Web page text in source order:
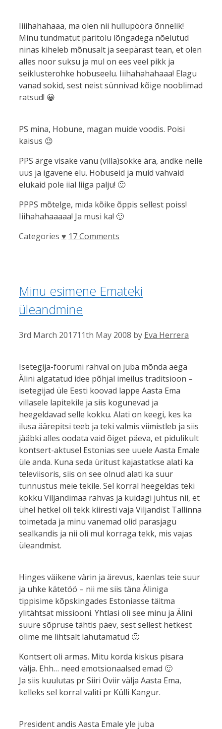
Iiiihahahaaa, ma olen nii hullupööra õnnelik!
Minu tundmatut päritolu lõngadega nõelutud
ninas kiheleb mõnusalt ja seepärast tean, et olen
alles noor suksu ja mul on ees veel pikk ja
seiklusterohke hobuseelu. Iiihahahahaaa! Elagu
vanad sokid, sest neist sünnivad kõige nooblimad
ratsud! 😀
PS mina, Hobune, magan muide voodis. Poisi
kaisus 😉
PPS ärge visake vanu (villa)sokke ära, andke neile
uus ja igavene elu. Hobuseid ja muid vahvaid
elukaid pole iial liiga palju! 🙂
PPPS mõtelge, mida kõike õppis sellest poiss!
Iiihahahaaaaa! Ja musi ka! 🙂
Categories ♥ 17 Comments
Minu esimene Emateki
üleandmine
3rd March 201711th May 2008 by Eva Herrera
Isetegija-foorumi rahval on juba mõnda aega
Älini algatatud idee põhjal imeilus traditsioon –
isetegijad üle Eesti koovad lappe Aasta Ema
villasele lapitekile ja siis kogunevad ja
heegeldavad selle kokku. Alati on keegi, kes ka
ilusa äärepitsi teeb ja teki valmis viimistleb ja siis
jääbki alles oodata vaid õiget päeva, et pidulikult
kontsert-aktusel Estonias see uuele Aasta Emale
üle anda. Kuna seda üritust kajastatkse alati ka
televiisoris, siis on see olnud alati ka suur
tunnustus meie tekile. Sel korral heegeldas teki
kokku Viljandimaa rahvas ja kuidagi juhtus nii, et
ühel hetkel oli tekk kiiresti vaja Viljandist Tallinna
toimetada ja minu vanemad olid parasjagu
sealkandis ja nii oli mul korraga tekk, mis vajas
üleandmist.
Hinges väikene värin ja ärevus, kaenlas teie suur
ja uhke kätetöö – nii me siis täna Äliniga
tippisime kõpskingades Estoniasse täitma
ylitähtsat missiooni. Yhtlasi oli see minu ja Älini
suure sõpruse tähtis päev, sest sellest hetkest
olime me lihtsalt lahutamatud 🙂
Kontsert oli armas. Mitu korda kiskus pisara
välja. Ehh… need emotsionaalsed emad 🙂
Ja siis kuulutas pr Siiri Oviir välja Aasta Ema,
kelleks sel korral valiti pr Külli Kangur.
President andis Aasta Emale yle juba